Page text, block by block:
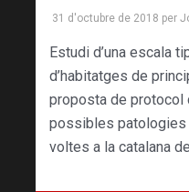
31 d'octubre de 2018 per
Estudi d’una escala
d’habitatges de
proposta de protocol
possibles
voltes a la catalana